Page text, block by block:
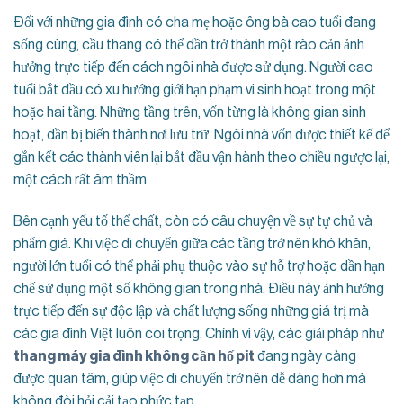
Đối với những gia đình có cha mẹ hoặc ông bà cao tuổi đang
sống cùng, cầu thang có thể dần trở thành một rào cản ảnh
hưởng trực tiếp đến cách ngôi nhà được sử dụng. Người cao
tuổi bắt đầu có xu hướng giới hạn phạm vi sinh hoạt trong một
hoặc hai tầng. Những tầng trên, vốn từng là không gian sinh
hoạt, dần bị biến thành nơi lưu trữ. Ngôi nhà vốn được thiết kế để
gắn kết các thành viên lại bắt đầu vận hành theo chiều ngược lại,
một cách rất âm thầm.
Bên cạnh yếu tố thể chất, còn có câu chuyện về sự tự chủ và
phẩm giá. Khi việc di chuyển giữa các tầng trở nên khó khăn,
người lớn tuổi có thể phải phụ thuộc vào sự hỗ trợ hoặc dần hạn
chế sử dụng một số không gian trong nhà. Điều này ảnh hưởng
trực tiếp đến sự độc lập và chất lượng sống những giá trị mà
các gia đình Việt luôn coi trọng. Chính vì vậy, các giải pháp như
thang máy gia đình không cần hố pit đang ngày càng
được quan tâm, giúp việc di chuyển trở nên dễ dàng hơn mà